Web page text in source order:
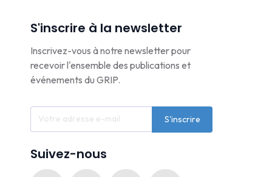
S'inscrire à la newsletter
Inscrivez-vous à notre newsletter pour
recevoir l'ensemble des publications et
événements du GRIP.
S'inscrire
Suivez-nous